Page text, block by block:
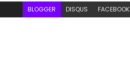
BLOGGER DISQUS FACEBOOK